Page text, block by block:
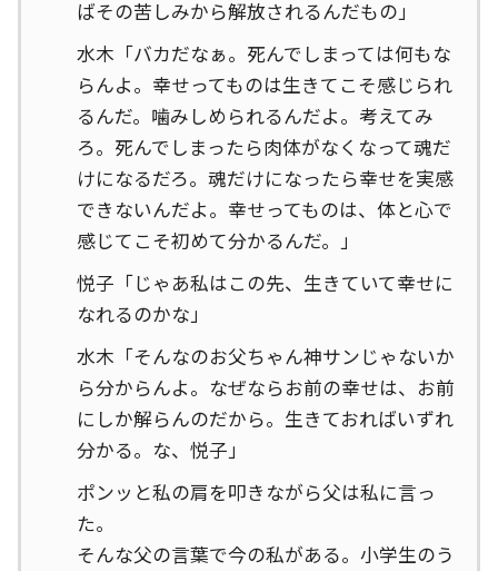
ばその苦しみから解放されるんだもの」
水木「バカだなぁ。死んでしまっては何もな
らんよ。幸せってものは生きてこそ感じられ
るんだ。噛みしめられるんだよ。考えてみ
ろ。死んでしまったら肉体がなくなって魂だ
けになるだろ。魂だけになったら幸せを実感
できないんだよ。幸せってものは、体と心で
感じてこそ初めて分かるんだ。」
悦子「じゃあ私はこの先、生きていて幸せに
なれるのかな」
水木「そんなのお父ちゃん神サンじゃないか
ら分からんよ。なぜならお前の幸せは、お前
にしか解らんのだから。生きておればいずれ
分かる。な、悦子」
ポンッと私の肩を叩きながら父は私に言っ
た。
そんな父の言葉で今の私がある。小学生のう